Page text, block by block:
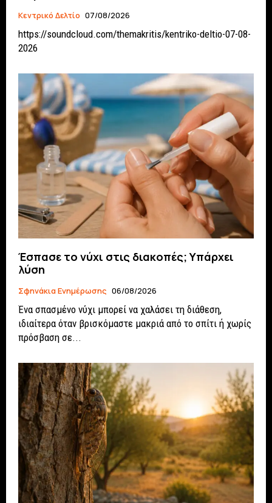
Κεντρικό Δελτίο 07/08/2026
https://soundcloud.com/themakritis/kentriko-deltio-07-08-
2026
Έσπασε το νύχι στις διακοπές; Υπάρχει
λύση
Σφηνάκια Ενημέρωσης 06/08/2026
Ένα σπασμένο νύχι μπορεί να χαλάσει τη διάθεση,
ιδιαίτερα όταν βρισκόμαστε μακριά από το σπίτι ή χωρίς
πρόσβαση σε...